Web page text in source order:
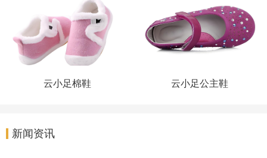
‌云小足棉鞋 ‌云小足公主鞋
新闻资讯